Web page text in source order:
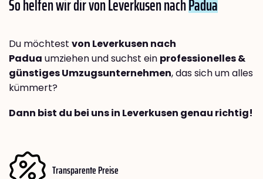
So helfen wir dir von Leverkusen nachPadua
Du möchtest von Leverkusen nach
Padua umziehen und suchst ein professionelles &
günstiges Umzugsunternehmen, das sich um alles
kümmert?
Dann bist du bei uns in Leverkusen genau richtig!
Transparente Preise